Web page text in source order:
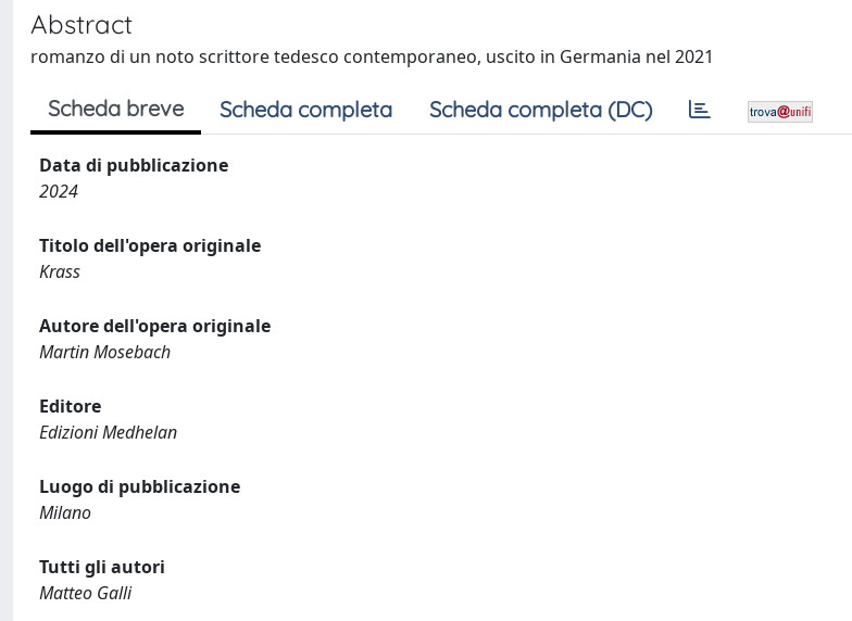
Abstract
romanzo di un noto scrittore tedesco contemporaneo, uscito in Germania nel 2021
Scheda breve Scheda completa Scheda completa (DC)
Data di pubblicazione
2024
Titolo dell'opera originale
Krass
Autore dell'opera originale
Martin Mosebach
Editore
Edizioni Medhelan
Luogo di pubblicazione
Milano
Tutti gli autori
Matteo Galli